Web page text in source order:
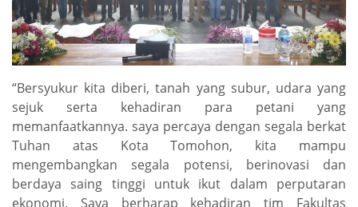
“Bersyukur kita diberi, tanah yang subur, udara yang
sejuk serta kehadiran para petani yang
memanfaatkannya. saya percaya dengan segala berkat
Tuhan atas Kota Tomohon, kita mampu
mengembangkan segala potensi, berinovasi dan
berdaya saing tinggi untuk ikut dalam perputaran
ekonomi. Saya berharap kehadiran tim Fakultas